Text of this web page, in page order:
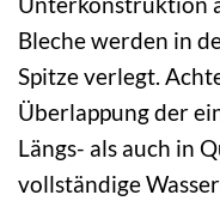
Bleche werden in
Spitze verlegt.
Überlappung der
Längs- als auch in
vollständige